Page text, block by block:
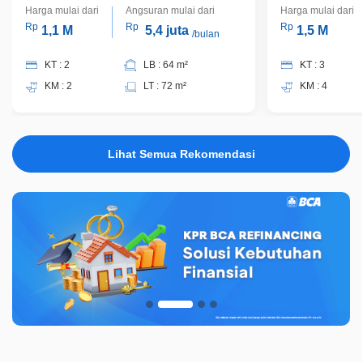
Harga mulai dari
Rp 1,1 M
Angsuran mulai dari
Rp 5,4 juta /bulan
KT : 2
KM : 2
LB : 64 m²
LT : 72 m²
Harga mulai dari
Rp 1,5 M
KT : 3
KM : 4
Lihat Semua Rekomendasi